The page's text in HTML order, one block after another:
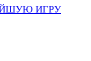
ИГРУ